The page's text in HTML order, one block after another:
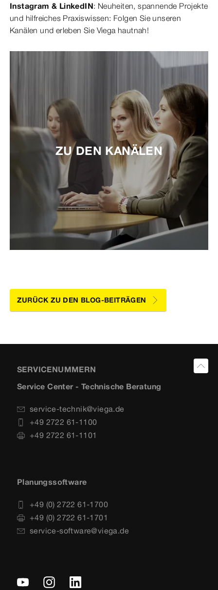
Instagram & LinkedIN: Neuheiten, spannende Projekte
und hilfreiches Praxiswissen: Folgen Sie unseren
Kanälen und erleben Sie Viega hautnah!
ZU DEN KANÄLEN
ZURÜCK ZU DEN BLOG-BEITRÄGEN
SERVICENUMMERN
Service Center - Technische Beratung
service-technik@viega.de
+49 2722 61-1100
+49 2722 61-1101
Planungssoftware
+49 (0) 2722 61-1700
+49 (0) 2722 61-1701
service-software@viega.de